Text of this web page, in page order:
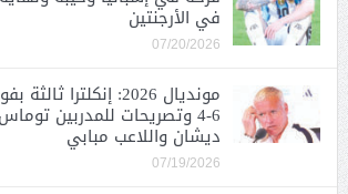
في الأرجنتين
07/20/2026
مونديال 2026: إنكلترا
6-4 وتصريحات للمدربين
ديشان واللاعب مبابي
07/19/2026